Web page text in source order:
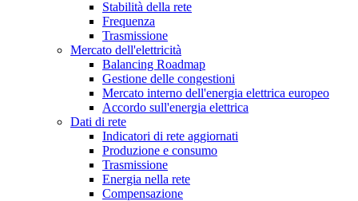
Stabilità della rete
Frequenza
Trasmissione
Mercato dell'elettricità
Balancing Roadmap
Gestione delle congestioni
Mercato interno dell'energia elettrica europeo
Accordo sull'energia elettrica
Dati di rete
Indicatori di rete aggiornati
Produzione e consumo
Trasmissione
Energia nella rete
Compensazione